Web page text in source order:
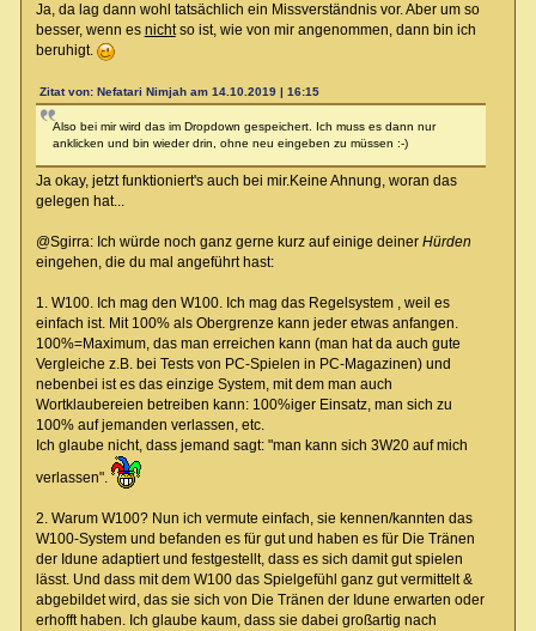
Ja, da lag dann wohl tatsächlich ein Missverständnis vor. Aber um so
besser, wenn es nichtso ist, wie von mir angenommen, dann bin ich
beruhigt.
Zitat von: Nefatari Nimjah am 14.10.2019 | 16:15
Also bei mir wird das im Dropdown gespeichert. Ich muss es dann nur
anklicken und bin wieder drin, ohne neu eingeben zu müssen :-)
Ja okay, jetzt funktioniert's auch bei mir.Keine Ahnung, woran das
gelegen hat...
@Sgirra: Ich würde noch ganz gerne kurz auf einige deiner Hürden
eingehen, die du mal angeführt hast:
1. W100. Ich mag den W100. Ich mag das Regelsystem , weil es
einfach ist. Mit 100% als Obergrenze kann jeder etwas anfangen.
100%=Maximum, das man erreichen kann (man hat da auch gute
Vergleiche z.B. bei Tests von PC-Spielen in PC-Magazinen) und
nebenbei ist es das einzige System, mit dem man auch
Wortklaubereien betreiben kann: 100%iger Einsatz, man sich zu
100% auf jemanden verlassen, etc.
Ich glaube nicht, dass jemand sagt: "man kann sich 3W20 auf mich
verlassen".
2. Warum W100? Nun ich vermute einfach, sie kennen/kannten das
W100-System und befanden es für gut und haben es für Die Tränen
der Idune adaptiert und festgestellt, dass es sich damit gut spielen
lässt. Und dass mit dem W100 das Spielgefühl ganz gut vermittelt &
abgebildet wird, das sie sich von Die Tränen der Idune erwarten oder
erhofft haben. Ich glaube kaum, dass sie dabei großartig nach